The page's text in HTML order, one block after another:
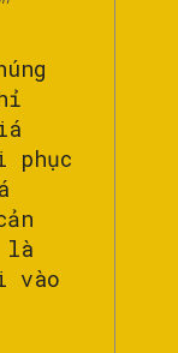
phục
là
vào